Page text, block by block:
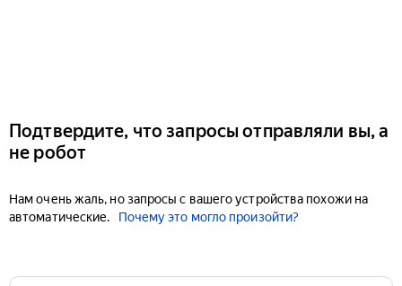
Подтвердите, что запросы отправляли вы, а
не робот
Нам очень жаль, но запросы с вашего устройства похожи на
автоматические.
Почему это могло произойти?